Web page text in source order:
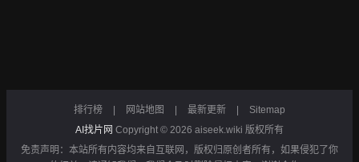
排行榜 网站地图 最新更新
Sitemap
AI找片网 Copyright © 2026 aiseek.wiki 版权所有
免责声明：本站所有内容均来自互联网，版权归原创者所有，如果侵犯了你